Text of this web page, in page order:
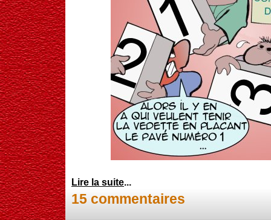
Lire la suite...
15 commentaires